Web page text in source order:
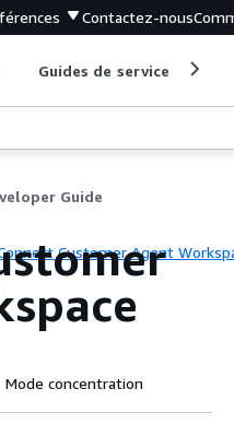
Contactez-nous
Guides de service
Guide
Customer Agent
Mode concentration